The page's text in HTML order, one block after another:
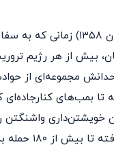
این جنگ را دونالد ترامپ آغاز نکرد. جمهوری اسلامی بود
جهان، بیش از هر رژیم
مجموعه‌ای از
واشنگتن را